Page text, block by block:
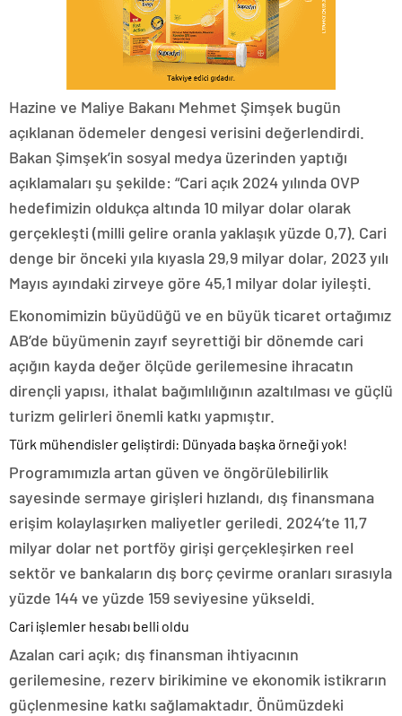
Hazine ve Maliye Bakanı Mehmet Şimşek bugün
açıklanan ödemeler dengesi verisini değerlendirdi.
Bakan Şimşek’in sosyal medya üzerinden yaptığı
açıklamaları şu şekilde: “Cari açık 2024 yılında OVP
hedefimizin oldukça altında 10 milyar dolar olarak
gerçekleşti (milli gelire oranla yaklaşık yüzde 0,7). Cari
denge bir önceki yıla kıyasla 29,9 milyar dolar, 2023 yılı
Mayıs ayındaki zirveye göre 45,1 milyar dolar iyileşti.
Ekonomimizin büyüdüğü ve en büyük ticaret ortağımız
AB’de büyümenin zayıf seyrettiği bir dönemde cari
açığın kayda değer ölçüde gerilemesine ihracatın
dirençli yapısı, ithalat bağımlılığının azaltılması ve güçlü
turizm gelirleri önemli katkı yapmıştır.
Türk mühendisler geliştirdi: Dünyada başka örneği yok!
Programımızla artan güven ve öngörülebilirlik
sayesinde sermaye girişleri hızlandı, dış finansmana
erişim kolaylaşırken maliyetler geriledi. 2024’te 11,7
milyar dolar net portföy girişi gerçekleşirken reel
sektör ve bankaların dış borç çevirme oranları sırasıyla
yüzde 144 ve yüzde 159 seviyesine yükseldi.
Cari işlemler hesabı belli oldu
Azalan cari açık; dış finansman ihtiyacının
gerilemesine, rezerv birikimine ve ekonomik istikrarın
güçlenmesine katkı sağlamaktadır. Önümüzdeki